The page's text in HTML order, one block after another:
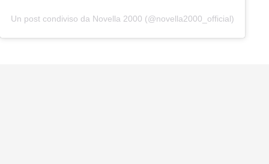
Un post condiviso da Novella 2000 (@novella2000_official)